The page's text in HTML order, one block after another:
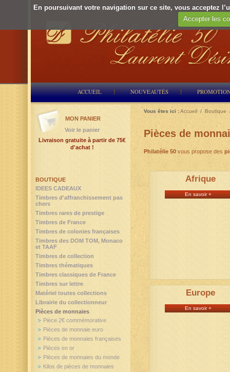
En poursuivant votre navigation sur ce site, vous acceptez
Accepter les
ACCUEIL NOUVEAUTÉS
Vous êtes ici :Accueil / Boutique
Pièces de
Philatélie 50 vous propose des
Afrique
En savoir +
Europe
En savoir +
BOUTIQUE
IDEES CADEAUX
Timbres d'affranchissement pas
chers
Timbres rares de prestige
Timbres de France
Timbres de colonies françaises
Timbres des DOM TOM, Monaco
et TAAF
Timbres de collection
Timbres thématiques
Timbres classiques de France
Timbres sur lettre
Matériel toutes collections
Librairie du collectionneur
Pièces de monnaies
Pièce 2€ commémorative
Pièces de monnaie euro
Pièces de monnaies françaises
Pièces en or
Pièces de monnaies du monde
Kilos de pièces de monnaies
MON PANIER
Voir le panier
Livraison gratuite à partir de 75€
d'achat !